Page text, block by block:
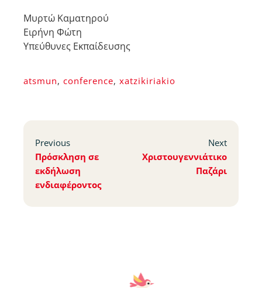
Μυρτώ Καματηρού
Ειρήνη Φώτη
Υπεύθυνες Εκπαίδευσης
atsmun, conference, xatzikiriakio
Previous
Πρόσκληση σε
εκδήλωση
ενδιαφέροντος
Next
Χριστουγεννιάτικο
Παζάρι